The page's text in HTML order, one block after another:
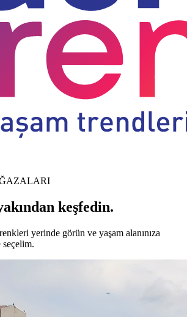
keşfedin.
yerinde görün ve yaşam alanınıza